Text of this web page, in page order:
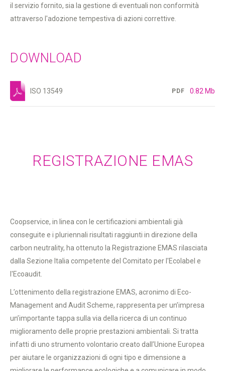
il servizio fornito, sia la gestione di eventuali non conformità
attraverso l'adozione tempestiva di azioni correttive.
DOWNLOAD
ISO 13549 PDF 0.82 Mb
REGISTRAZIONE EMAS
Coopservice, in linea con le certificazioni ambientali già
conseguite e i pluriennali risultati raggiunti in direzione della
carbon neutrality, ha ottenuto la Registrazione EMAS rilasciata
dalla Sezione Italia competente del Comitato per l'Ecolabel e
l'Ecoaudit.
L’ottenimento della registrazione EMAS, acronimo di Eco-
Management and Audit Scheme, rappresenta per un’impresa
un’importante tappa sulla via della ricerca di un continuo
miglioramento delle proprie prestazioni ambientali. Si tratta
infatti di uno strumento volontario creato dall’Unione Europea
per aiutare le organizzazioni di ogni tipo e dimensione a